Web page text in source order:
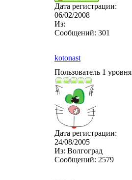
Дата регистрации:
06/02/2008
Из:
Сообщений: 301
kotonast
Пользователь 1 уровня
Дата регистрации:
24/08/2005
Из: Волгоград
Сообщений: 2579